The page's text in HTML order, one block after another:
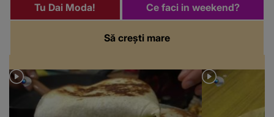
Să crești mare
Tu Dai Moda! Ce faci in weekend?